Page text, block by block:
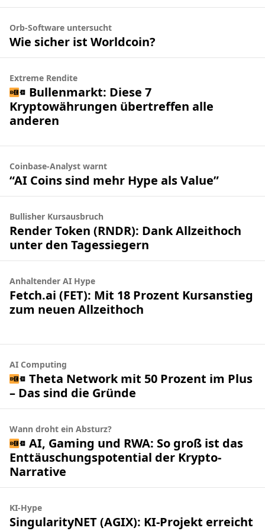
Orb-Software untersucht
Wie sicher ist Worldcoin?
Extreme Rendite
Bullenmarkt: Diese 7
Kryptowährungen übertreffen alle
anderen
Coinbase-Analyst warnt
“AI Coins sind mehr Hype als Value”
Bullisher Kursausbruch
Render Token (RNDR): Dank Allzeithoch
unter den Tagessiegern
Anhaltender AI Hype
Fetch.ai (FET): Mit 18 Prozent Kursanstieg
zum neuen Allzeithoch
AI Computing
Theta Network mit 50 Prozent im Plus
– Das sind die Gründe
Wann droht ein Absturz?
AI, Gaming und RWA: So groß ist das
Enttäuschungspotential der Krypto-
Narrative
KI-Hype
SingularityNET (AGIX): KI-Projekt erreicht